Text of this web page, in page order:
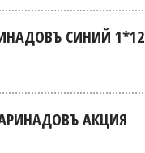
СИНИЙ 1*12
АКЦИЯ